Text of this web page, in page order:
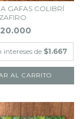
GAFAS COLIBRÍ
ZAFIRO
intereses de $1.667